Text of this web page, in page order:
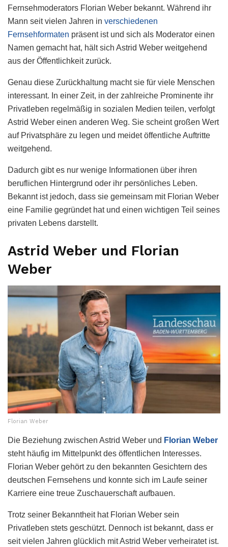
Fernsehmoderators Florian Weber bekannt. Während ihr
Mann seit vielen Jahren in verschiedenen
Fernsehformaten präsent ist und sich als Moderator einen
Namen gemacht hat, hält sich Astrid Weber weitgehend
aus der Öffentlichkeit zurück.
Genau diese Zurückhaltung macht sie für viele Menschen
interessant. In einer Zeit, in der zahlreiche Prominente ihr
Privatleben regelmäßig in sozialen Medien teilen, verfolgt
Astrid Weber einen anderen Weg. Sie scheint großen Wert
auf Privatsphäre zu legen und meidet öffentliche Auftritte
weitgehend.
Dadurch gibt es nur wenige Informationen über ihren
beruflichen Hintergrund oder ihr persönliches Leben.
Bekannt ist jedoch, dass sie gemeinsam mit Florian Weber
eine Familie gegründet hat und einen wichtigen Teil seines
privaten Lebens darstellt.
Astrid Weber und Florian
Weber
Florian Weber
Die Beziehung zwischen Astrid Weber und Florian Weber
steht häufig im Mittelpunkt des öffentlichen Interesses.
Florian Weber gehört zu den bekannten Gesichtern des
deutschen Fernsehens und konnte sich im Laufe seiner
Karriere eine treue Zuschauerschaft aufbauen.
Trotz seiner Bekanntheit hat Florian Weber sein
Privatleben stets geschützt. Dennoch ist bekannt, dass er
seit vielen Jahren glücklich mit Astrid Weber verheiratet ist.